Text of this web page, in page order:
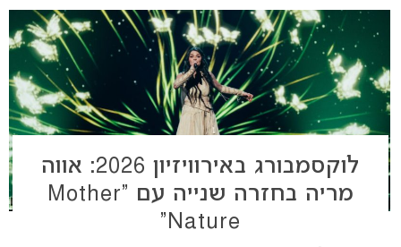
לוקסמבורג באירוויזיון 2026: אווה
מריה בחזרה שנייה עם “Mother
Nature”